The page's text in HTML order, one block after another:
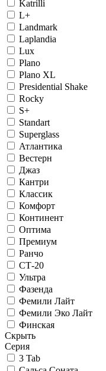
Katrilli
L+
Landmark
Laplandia
Lux
Plano
Plano XL
Presidential Shake
Rocky
S+
Standart
Superglass
Атлантика
Вестерн
Джаз
Кантри
Классик
Комфорт
Континент
Оптима
Премиум
Ранчо
СТ-20
Ультра
Фазенда
Фемили Лайт
Фемили Эко Лайт
Финская
Скрыть
Серия
3 Tab